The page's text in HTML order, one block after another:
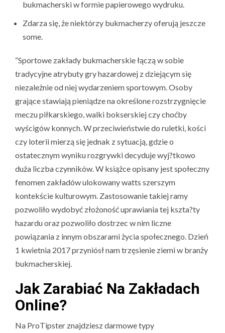
bukmacherski w formie papierowego wydruku.
Zdarza się, że niektórzy bukmacherzy oferują jeszcze
some.
“Sportowe zakłady bukmacherskie łączą w sobie
tradycyjne atrybuty gry hazardowej z dziejącym się
niezależnie od niej wydarzeniem sportowym. Osoby
grające stawiają pieniądze na określone rozstrzygnięcie
meczu piłkarskiego, walki bokserskiej czy choćby
wyścigów konnych. W przeciwieństwie do ruletki, kości
czy loterii mierzą się jednak z sytuacją, gdzie o
ostatecznym wyniku rozgrywki decyduje wyj?tkowo
duża liczba czynników. W książce opisany jest społeczny
fenomen zakładów ulokowany watts szerszym
kontekście kulturowym. Zastosowanie takiej ramy
pozwoliło wydobyć złożoność uprawiania tej kszta?ty
hazardu oraz pozwoliło dostrzec w nim liczne
powiązania z innym obszarami życia społecznego. Dzień
1 kwietnia 2017 przyniósł nam trzęsienie ziemi w branży
bukmacherskiej.
Jak Zarabiać Na Zakładach
Online?
Na ProTipster znajdziesz darmowe typy